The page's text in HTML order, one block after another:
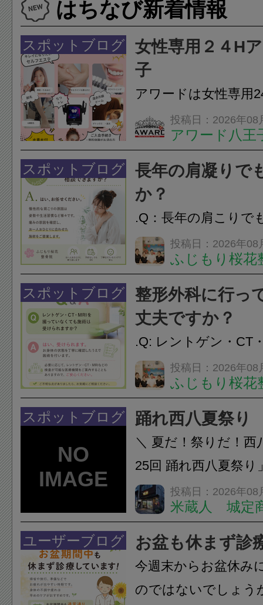
はちなび新着情報
スポットブログ
女性専用２４H
子
アワードは女性専用
フエステを 思いっ
開催中
投稿日：2026年08
アワード八王
24時間ジム&
脱毛
スポットブログ
長年の肩凝りで
か？
.Q：長年の肩こりで
か？A：はい、お任
性的な肩こりの原因
慣など様々です。痛
し、お一人おひとり
をご提案します。.#
投稿日：2026年08
ふじもり桜花
スポットブログ
整形外科に行っ
丈夫ですか？
.Q: レントゲン・CT
いなくても施術は受
A: はい、受けられま
態を丁寧に確認した
います。必要に応じ
ン・CT・MRIなどの
投稿日：2026年08
ふじもり桜花
スポットブログ 踊れ西八夏祭り
＼ 夏だ！祭りだ！西
25回 踊れ西八夏祭
てくる！ 伝統の【阿
情熱の【よさこいソ
結！数多くの団体が
店街を舞台に最高の
投稿日：2026年08
米蔵人 城定
ユーザーブログ お盆も休まず診
今週末からお盆休み
のではないでしょう